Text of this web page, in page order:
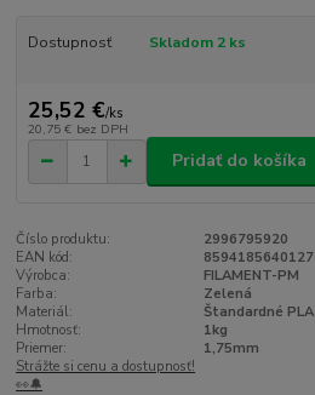
Dostupnosť Skladom 2 ks
25,52 €/ks
20,75 € bez DPH
Pridať do košíka
Číslo produktu:
2996795920
EAN kód:
8594185640127
Výrobca:
FILAMENT-PM
Farba:
Zelená
Materiál:
Štandardné PLA
Hmotnosť:
1kg
Priemer:
1,75mm
Strážte si cenu a dostupnosť!
👀🔔